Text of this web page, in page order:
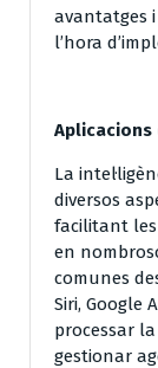
avantatges
l’hora
Aplicacions
La
diversos
facilitant les
en
comunes
Siri, Google
processar
gestionar